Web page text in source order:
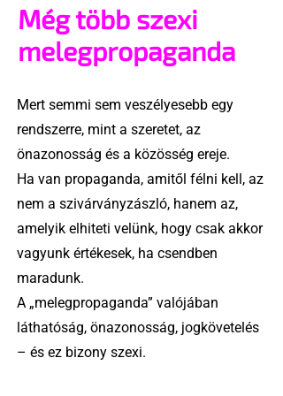
Még több szexi
melegpropaganda
Mert semmi sem veszélyesebb egy
rendszerre, mint a szeretet, az
önazonosság és a közösség ereje.
Ha van propaganda, amitől félni kell, az
nem a szivárványzászló, hanem az,
amelyik elhiteti velünk, hogy csak akkor
vagyunk értékesek, ha csendben
maradunk.
A „melegpropaganda” valójában
láthatóság, önazonosság, jogkövetelés
– és ez bizony szexi.